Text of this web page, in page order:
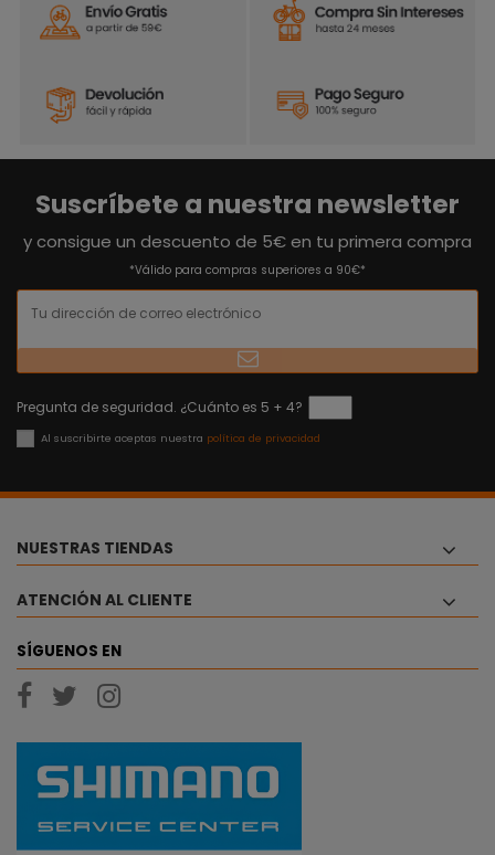
Suscríbete a nuestra newsletter
y consigue un descuento de 5€ en tu primera compra
*Válido para compras superiores a 90€*
Pregunta de seguridad. ¿Cuánto es 5 + 4?
Al suscribirte aceptas nuestra política de privacidad
NUESTRAS TIENDAS
ATENCIÓN AL CLIENTE
SÍGUENOS EN